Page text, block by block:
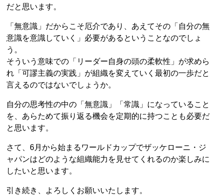
だと思います。
「無意識」だからこそ厄介であり、あえてその「自分の無
意識を意識していく」必要があるということなのでしょ
う。
そういう意味での「リーダー自身の頭の柔軟性」が求めら
れ「可謬主義の実践」が組織を変えていく最初の一歩だと
言えるのではないでしょうか。
自分の思考性の中の「無意識」「常識」になっていること
を、あらためて振り返る機会を定期的に持つことも必要だ
と思います。
さて、6月から始まるワールドカップでザッケローニ・ジ
ャパンはどのような組織能力を見せてくれるのか楽しみに
したいと思います。
引き続き、よろしくお願いいたします。